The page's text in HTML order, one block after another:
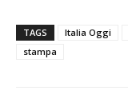
TAGS Italia Oggi
stampa